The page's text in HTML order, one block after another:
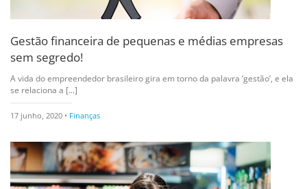
Gestão financeira de pequenas e médias empresas
sem segredo!
A vida do empreendedor brasileiro gira em torno da palavra ‘gestão’, e ela
se relaciona a [...]
17 junho, 2020 • Finanças